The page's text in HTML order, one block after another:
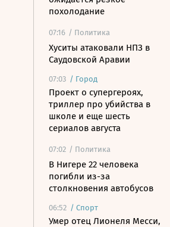
похолодание
07:16 / Политика
Хуситы атаковали НПЗ в
Саудовской Аравии
07:03 / Город
Проект о супергероях,
триллер про убийства в
школе и еще шесть
сериалов августа
07:02 / Политика
В Нигере 22 человека
погибли из-за
столкновения автобусов
06:52 / Спорт
Умер отец Лионеля Месси,